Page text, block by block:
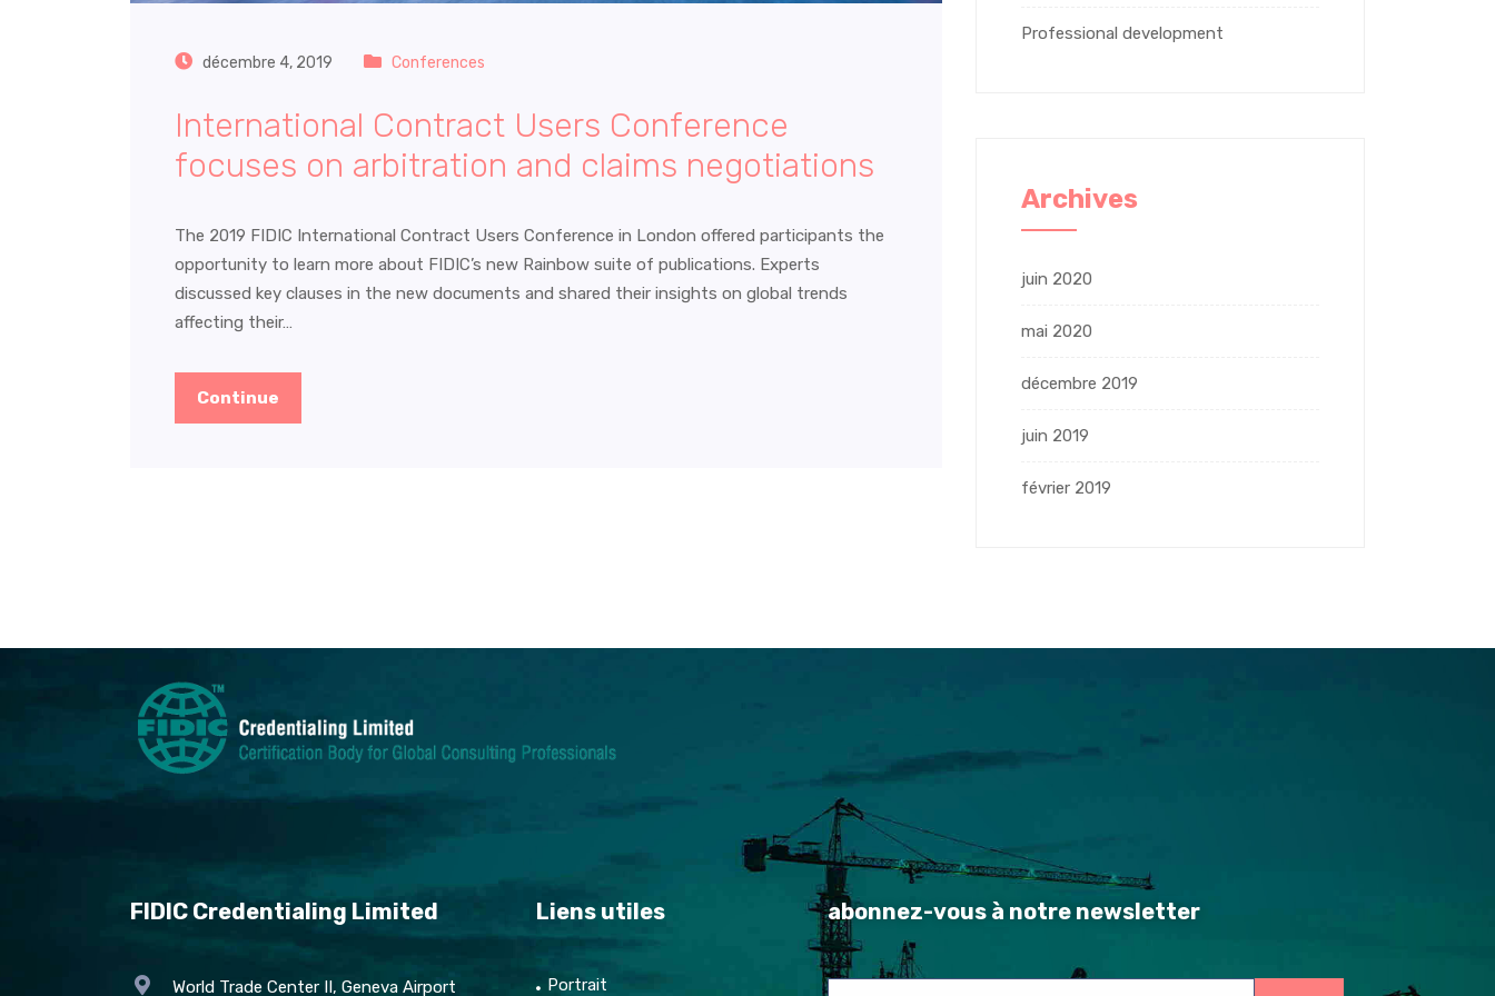
décembre 4, 2019 Conferences
International Contract Users Conference
focuses on arbitration and claims negotiations
The 2019 FIDIC International Contract Users Conference in London offered participants the
opportunity to learn more about FIDIC’s new Rainbow suite of publications. Experts
discussed key clauses in the new documents and shared their insights on global trends
affecting their…
Continue
Professional development
Archives
juin 2020
mai 2020
décembre 2019
juin 2019
février 2019
FIDIC Credentialing Limited
World Trade Center II, Geneva Airport
Liens utiles
Portrait
abonnez-vous à notre newsletter